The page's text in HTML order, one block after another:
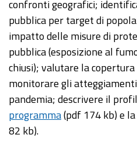
confronti geografici;
pubblica per target di
impatto delle misure di
pubblica (esposizione al
chiusi); valutare la
monitorare gli
pandemia; descrivere il
programma(pdf 174 kb) e la
82 kb).